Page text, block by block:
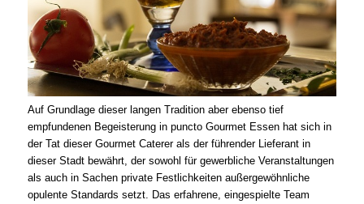
Auf Grundlage dieser langen Tradition aber ebenso tief
empfundenen Begeisterung in puncto Gourmet Essen hat sich in
der Tat dieser Gourmet Caterer als der führender Lieferant in
dieser Stadt bewährt, der sowohl für gewerbliche Veranstaltungen
als auch in Sachen private Festlichkeiten außergewöhnliche
opulente Standards setzt. Das erfahrene, eingespielte Team